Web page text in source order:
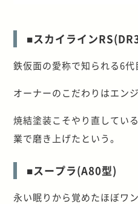
■スカイライン
鉄仮面の愛称で知られる6代
オーナーのこだわりはエン
焼結塗装こそやり直してい
業で磨き上げたという。
■スープラ(A80型)
永い眠りから覚めたほぼワ